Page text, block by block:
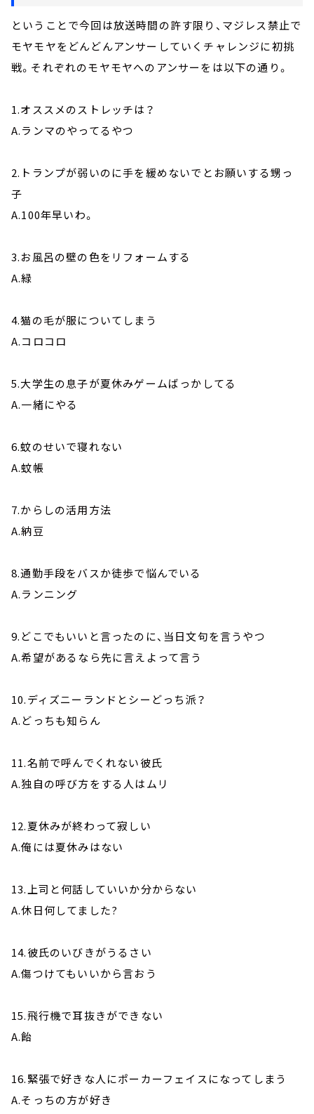
ということで今回は放送時間の許す限り、マジレス禁止で
モヤモヤをどんどんアンサーしていくチャレンジに初挑
戦。それぞれのモヤモヤへのアンサーをは以下の通り。
1.オススメのストレッチは？
A.ランマのやってるやつ
2.トランプが弱いのに手を緩めないでとお願いする甥っ
子
A.100年早いわ。
3.お風呂の壁の色をリフォームする
A.緑
4.猫の毛が服についてしまう
A.コロコロ
5.大学生の息子が夏休みゲームばっかしてる
A.一緒にやる
6.蚊のせいで寝れない
A.蚊帳
7.からしの活用方法
A.納豆
8.通勤手段をバスか徒歩で悩んでいる
A.ランニング
9.どこでもいいと言ったのに、当日文句を言うやつ
A.希望があるなら先に言えよって言う
10.ディズニーランドとシーどっち派？
A.どっちも知らん
11.名前で呼んでくれない彼氏
A.独自の呼び方をする人はムリ
12.夏休みが終わって寂しい
A.俺には夏休みはない
13.上司と何話していいか分からない
A.休日何してました?
14.彼氏のいびきがうるさい
A.傷つけてもいいから言おう
15.飛行機で耳抜きができない
A.飴
16.緊張で好きな人にポーカーフェイスになってしまう
A.そっちの方が好き